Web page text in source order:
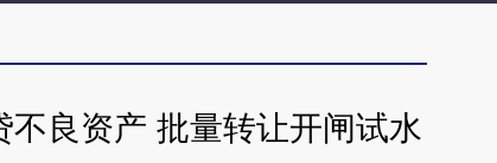
良资产 批量转让开闸试水